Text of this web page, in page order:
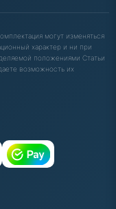
могут изменяться
характер и ни при
положениями Статьи
возможность их